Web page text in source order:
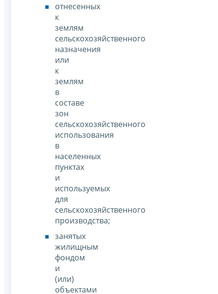
отнесенных
к
землям
сельскохозяйственного
назначения
или
к
землям
в
составе
зон
сельскохозяйственного
использования
в
населенных
пунктах
и
используемых
для
сельскохозяйственного
производства;
занятых
жилищным
фондом
и
(или)
объектами